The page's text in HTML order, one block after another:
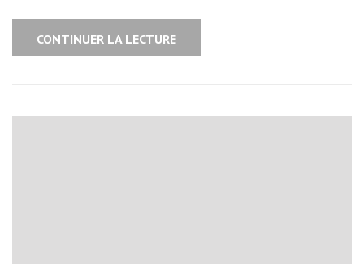
CONTINUER LA LECTURE